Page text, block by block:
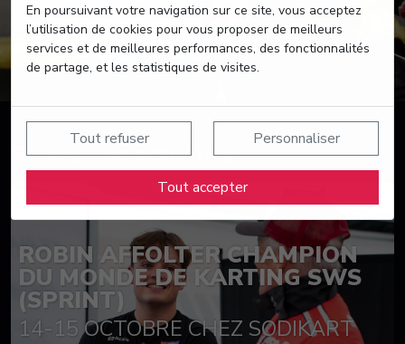
En poursuivant votre navigation sur ce site, vous acceptez
l’utilisation de cookies pour vous proposer de meilleurs
services et de meilleures performances, des fonctionnalités
de partage, et les statistiques de visites.
Tout refuser Personnaliser
Tout accepter
Suivez nos actualités
ROBIN AFFOLTER CHAMPION
DU MONDE DE KARTING SWS
(SPRINT)
14-15 OCTOBRE CHEZ SODIKART